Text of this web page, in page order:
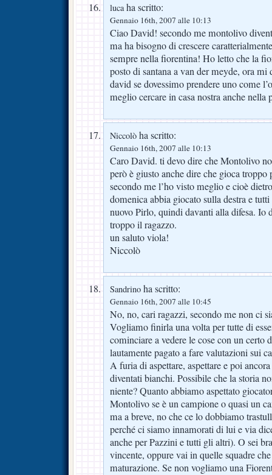
lucaha scritto:
Gennaio 16th, 2007 alle 10:13
Ciao David! secondo me montolivo
ma ha bisogno di crescere
sempre nella fiorentina! Ho letto che la
posto di santana a van der meyde, ora
david se dovessimo prendere uno come
meglio cercare in casa nostra anche nella
Niccolò ha scritto:
Gennaio 16th, 2007 alle 10:13
Caro David. ti devo dire che Montolivo
però è giusto anche dire che gioca
secondo me l’ho visto meglio e cioè
domenica abbia giocato sulla destra e
nuovo Pirlo, quindi davanti alla difesa. Io
troppo il ragazzo.
un saluto viola!
Niccolò
Sandrino ha scritto:
Gennaio 16th, 2007 alle 10:45
No, no, cari ragazzi, secondo me non ci
Vogliamo finirla una volta per tutte di
cominciare a vedere le cose con un certo
lautamente pagato a fare valutazioni sui
A furia di aspettare, aspettare e poi
diventati bianchi. Possibile che la storia
niente? Quanto abbiamo aspettato
Montolivo se è un campione o quasi un
ma a breve, no che ce lo dobbiamo
perché ci siamo innamorati di lui e via
anche per Pazzini e tutti gli altri). O sei
vincente, oppure vai in quelle squadre
maturazione. Se non vogliamo una